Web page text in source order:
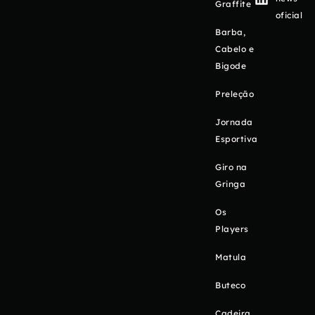
Graffite
Barba,
Cabelo e
Bigode
Preleção
Jornada
Esportiva
Giro na
Gringa
Os
Players
Matula
Buteco
oficial